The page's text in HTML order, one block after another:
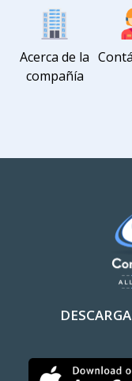
Acerca de la
compañía